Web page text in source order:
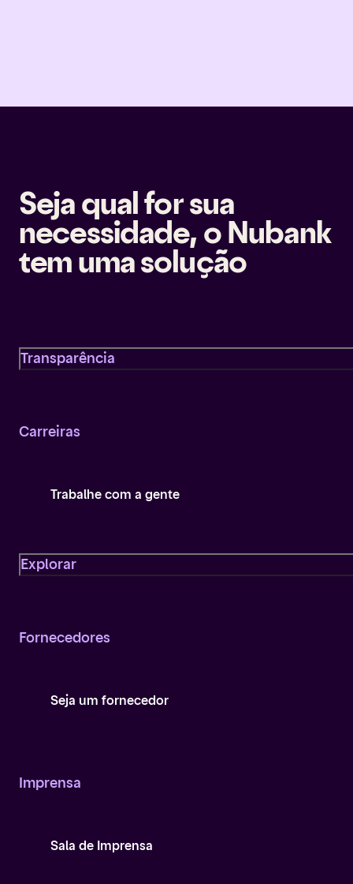
Seja qual for sua
necessidade, o Nubank
tem uma solução
Transparência
Carreiras
Trabalhe com a gente
Explorar
Fornecedores
Seja um fornecedor
Imprensa
Sala de Imprensa